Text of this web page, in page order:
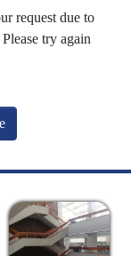
request due to
try again